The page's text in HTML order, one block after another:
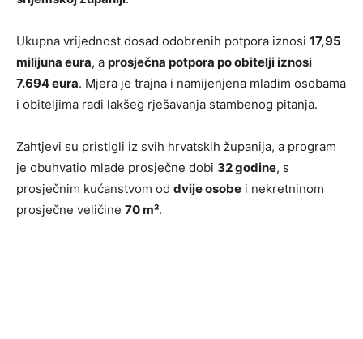
Ukupna vrijednost dosad odobrenih potpora iznosi 17,95
milijuna eura, a prosječna potpora po obitelji iznosi
7.694 eura. Mjera je trajna i namijenjena mladim osobama
i obiteljima radi lakšeg rješavanja stambenog pitanja.
Zahtjevi su pristigli iz svih hrvatskih županija, a program
je obuhvatio mlade prosječne dobi 32 godine, s
prosječnim kućanstvom od dvije osobe i nekretninom
prosječne veličine 70 m².